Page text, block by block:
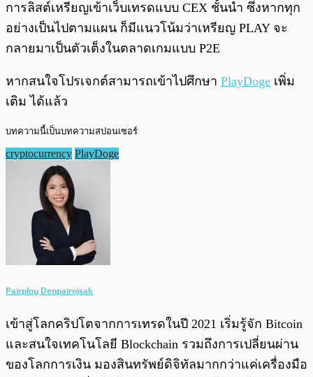
การลิสต์เหรียญเข้าเว็บเทรดแบบ CEX ชั้นนำ ซึ่งหากทุก
อย่างเป็นไปตามแผน ก็มีแนวโน้มว่าเหรียญ PLAY จะ
กลายมาเป็นตัวเต็งในตลาดเกมแบบ P2E
หากสนใจโปรเจกต์สามารถเข้าไปศึกษา PlayDoge เพิ่ม
เติม ได้แล้ว
บทความนี้เป็นบทความสปอนเซอร์
cryptocurrency PlayDoge
Pairploy Denpairojsak
เข้าสู่โลกคริปโตจากการเทรดในปี 2021 เริ่มรู้จัก Bitcoin
และสนใจเทคโนโลยี Blockchain รวมถึงการเปลี่ยนผ่าน
ของโลกการเงิน มองสินทรัพย์ดิจิทัลมากกว่าแค่เครื่องมือ